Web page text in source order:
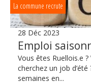
La commune recrute
28 Déc 2023
Emploi
Vous êtes Ruellois.e
cherchez un job
semaines en...